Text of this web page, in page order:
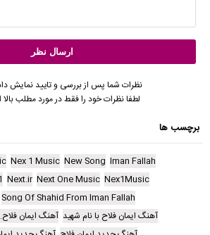
نظرات شما پس از بررسی و تایید نمایش
لطفا نظرات خود را فقط در مورد مطلب بالا
برچسب ها
Iman Fallah
New Song
Nex 1 Music
Nex1Music
Next One Music
Next.ir
Song Of Shahid From Iman Fallah
آهنگ ایمان فلاح با نام شهید آهنگ ایمان